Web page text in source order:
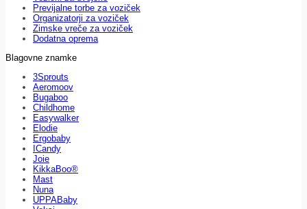
Previjalne torbe za voziček
Organizatorji za voziček
Zimske vreče za voziček
Dodatna oprema
Blagovne znamke
3Sprouts
Aeromoov
Bugaboo
Childhome
Easywalker
Elodie
Ergobaby
ICandy
Joie
KikkaBoo®
Mast
Nuna
UPPABaby